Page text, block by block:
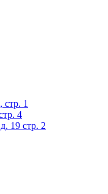
1
4
19 стр. 2